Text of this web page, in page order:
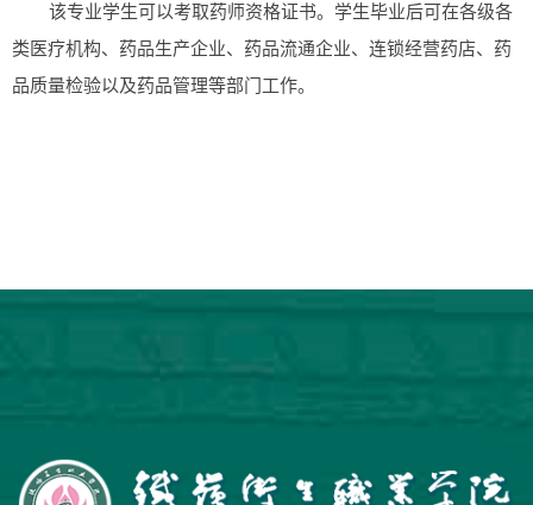
该专业学生可以考取药师资格证书。 学生毕业后可在各级各
类医疗机构、 药品生产企业、药品流通企业、连锁经营药店、药
品质量检验以及药品管理等部门工作。